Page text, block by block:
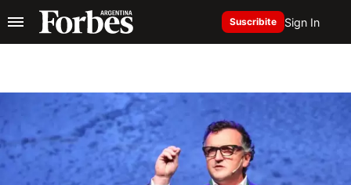
Suscribite Sign In